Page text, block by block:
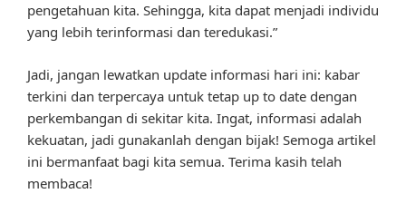
pengetahuan kita. Sehingga, kita dapat menjadi individu
yang lebih terinformasi dan teredukasi.”
Jadi, jangan lewatkan update informasi hari ini: kabar
terkini dan terpercaya untuk tetap up to date dengan
perkembangan di sekitar kita. Ingat, informasi adalah
kekuatan, jadi gunakanlah dengan bijak! Semoga artikel
ini bermanfaat bagi kita semua. Terima kasih telah
membaca!